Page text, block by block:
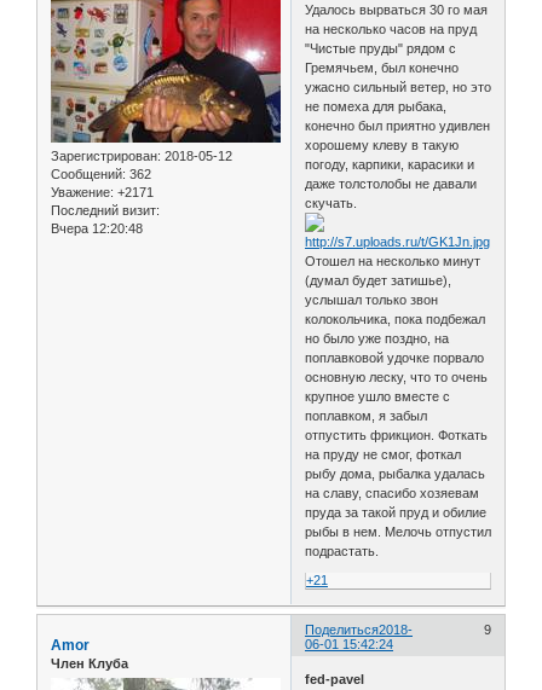
Зарегистрирован: 2018-05-12
Сообщений: 362
Уважение: +2171
Последний визит:
Вчера 12:20:48
Удалось вырваться 30 го мая
на несколько часов на пруд
"Чистые пруды" рядом с
Гремячьем, был конечно
ужасно сильный ветер, но это
не помеха для рыбака,
конечно был приятно удивлен
хорошему клеву в такую
погоду, карпики, карасики и
даже толстолобы не давали
скучать.
Отошел на несколько минут
(думал будет затишье),
услышал только звон
колокольчика, пока подбежал
но было уже поздно, на
поплавковой удочке порвало
основную леску, что то очень
крупное ушло вместе с
поплавком, я забыл
отпустить фрикцион. Фоткать
на пруду не смог, фоткал
рыбу дома, рыбалка удалась
на славу, спасибо хозяевам
пруда за такой пруд и обилие
рыбы в нем. Мелочь отпустил
подрастать.
+21
Поделиться 9
2018-
06-01 15:42:24
Amor
Член Клуба
fed-pavel